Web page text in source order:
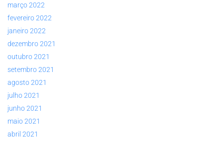
março 2022
fevereiro 2022
janeiro 2022
dezembro 2021
outubro 2021
setembro 2021
agosto 2021
julho 2021
junho 2021
maio 2021
abril 2021